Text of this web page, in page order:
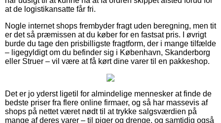
at de logistikansatte får fri.
Nogle internet shops frembyder fragt uden beregning, men tit
er det så præmissen at du køber for en fastsat pris. I øvrigt
burde du tage den prisbilligste fragtform, der i mange tilfælde
– ligegyldigt om du befinder sig i København, Skanderborg
eller Struer – vil være at få kørt dine varer til en pakkeshop.
Det er jo yderst ligetil for almindelige mennesker at finde de
bedste priser fra flere online firmaer, og så har massevis af
shops på nettet været nødt til at trykke salgsværdien på
mange af deres varer – til piger og drenge, og samtidig også